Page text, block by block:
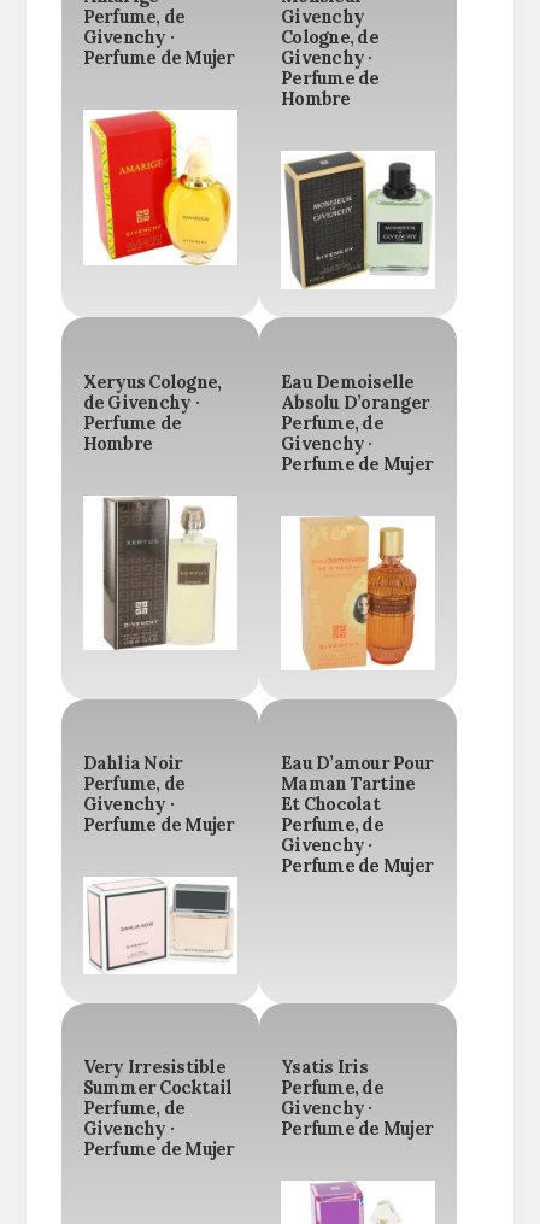
Perfume, de
Givenchy ·
Perfume de Mujer
Givenchy
Cologne, de
Givenchy ·
Perfume de
Hombre
Xeryus Cologne,
de Givenchy ·
Perfume de
Hombre
Eau Demoiselle
Absolu D’oranger
Perfume, de
Givenchy ·
Perfume de Mujer
Dahlia Noir
Perfume, de
Givenchy ·
Perfume de Mujer
Eau D’amour Pour
Maman Tartine
Et Chocolat
Perfume, de
Givenchy ·
Perfume de Mujer
Very Irresistible
Summer Cocktail
Perfume, de
Givenchy ·
Perfume de Mujer
Ysatis Iris
Perfume, de
Givenchy ·
Perfume de Mujer